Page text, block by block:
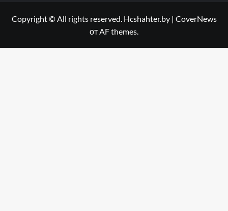
Copyright © All rights reserved. Hcshahter.by | CoverNews
от AF themes.